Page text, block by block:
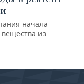
начала
из